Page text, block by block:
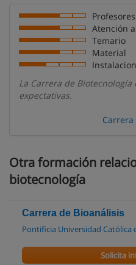
Profesores
Atención
Temario
Material
La Carrera de
expectativas.
Otra formación
biotecnología
Carrera de Bioanálisis
Pontificia Universidad Católica
Solicita